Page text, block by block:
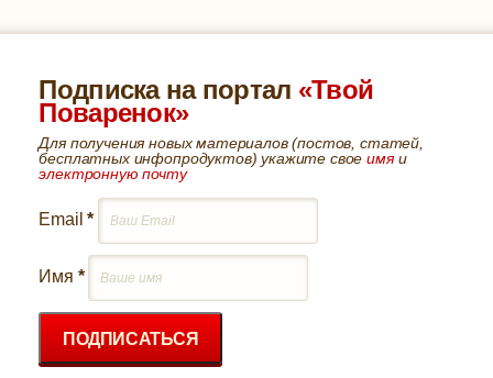
Подписка на портал «Твой
Поваренок»
Для получения новых материалов (постов, статей,
бесплатных инфопродуктов) укажите своеимяи
электронную почту
Email *
Имя *
ПОДПИСАТЬСЯ